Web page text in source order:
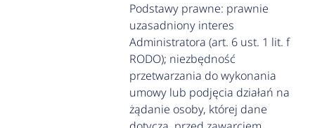
Podstawy prawne: prawnie
uzasadniony interes
Administratora (art. 6 ust. 1 lit. f
RODO); niezbędność
przetwarzania do wykonania
umowy lub podjęcia działań na
żądanie osoby, której dane